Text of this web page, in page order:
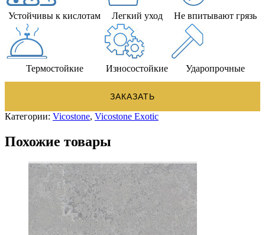
Устойчивы к кислотам Легкий уход Не впитывают грязь
Термостойкие Износостойкие Ударопрочные
ЗАКАЗАТЬ
Категории: Vicostone, Vicostone Exotic
Похожие товары